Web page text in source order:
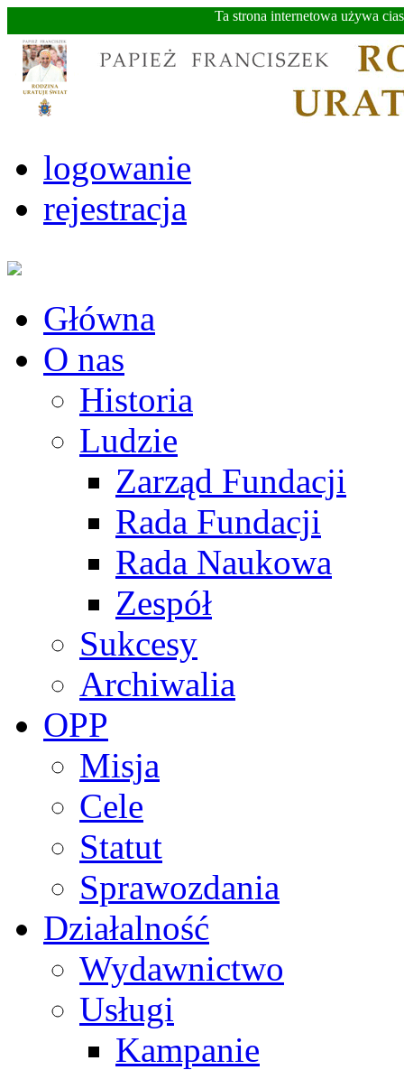
Ta strona internetowa używa
logowanie
rejestracja
Główna
O nas
Historia
Ludzie
Zarząd Fundacji
Rada Fundacji
Rada Naukowa
Zespół
Sukcesy
Archiwalia
OPP
Misja
Cele
Statut
Sprawozdania
Działalność
Wydawnictwo
Usługi
Kampanie